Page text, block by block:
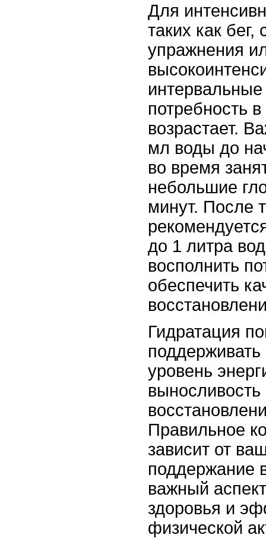
Для
таких как бег,
упражнения
потребность
возрастает.
мл воды до
во время
небольшие
минут. После
до 1 литра
восполнить
обеспечить
Гидратация
уровень
выносливость
Правильное
зависит от
поддержание
важный
здоровья и
физической